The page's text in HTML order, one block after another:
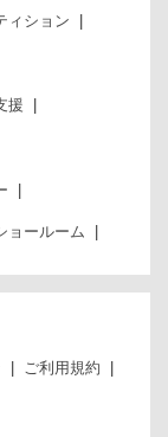
ィション
援
ョールーム
ご利用規約